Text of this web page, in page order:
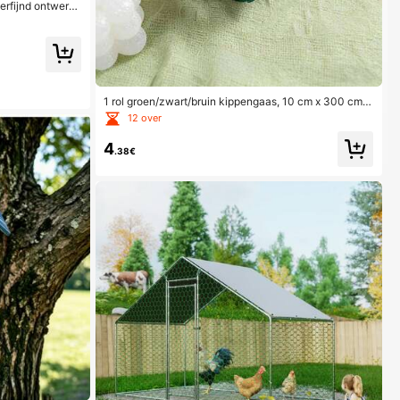
ontwerp,
ideale
1 rol groen/zwart/bruin kippengaas, 10 cm x 300 cm k
ippengaas voor knutselprojecten, lichtgewicht zesho
ekig gaas voor bloemstukken, bruiloftsdecoratie
12 over
4.38€